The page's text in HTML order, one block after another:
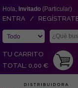
Hola, Invitado (Particular)
ENTRA /
TU CARRITO
TOTAL: 0,00 €